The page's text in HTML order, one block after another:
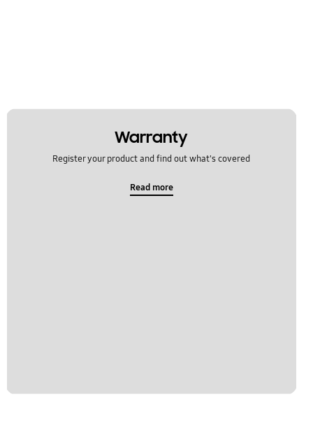
Warranty
Register your product and find out what's covered
Read more